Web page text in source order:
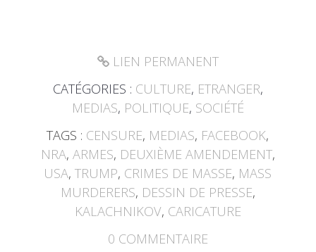
LIEN PERMANENT
CATÉGORIES : CULTURE, ETRANGER,
MEDIAS, POLITIQUE, SOCIÉTÉ
TAGS : CENSURE, MEDIAS, FACEBOOK,
NRA, ARMES, DEUXIÈME AMENDEMENT,
USA,TRUMP, CRIMES DE MASSE, MASS
MURDERERS, DESSIN DE PRESSE,
KALACHNIKOV, CARICATURE
0 COMMENTAIRE